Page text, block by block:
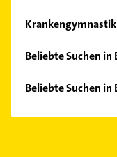
Grünscheid
Lindlar
Wiehl
Beliebte Suchen in
Phoniatrie
Klempner
Beliebte Suchen